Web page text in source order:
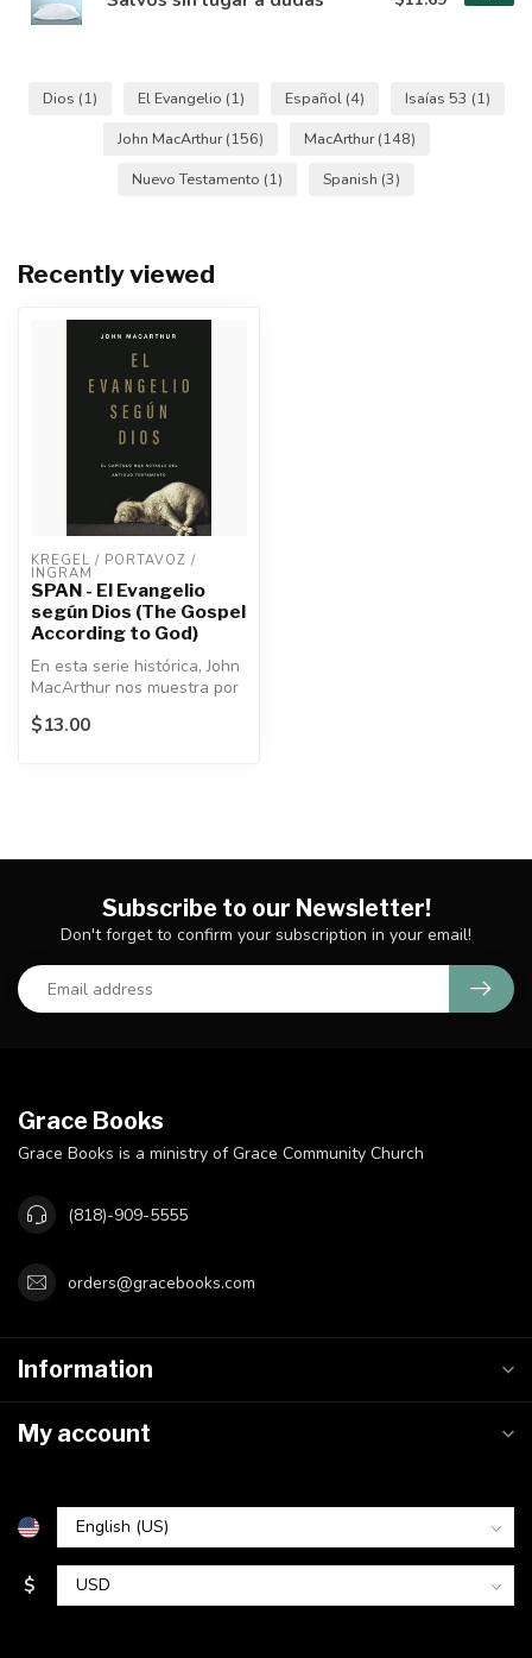
Dios (1) El Evangelio (1) Español (4) Isaías 53 (1)
John MacArthur(156) MacArthur(148)
Nuevo Testamento (1) Spanish (3)
Recently viewed
KREGEL / PORTAVOZ /
INGRAM
SPAN - El Evangelio
según Dios (The Gospel
According to God)
En esta serie histórica, John
MacArthur nos muestra por
qué Isaías 53 es llamado...
$13.00
Subscribe to our Newsletter!
Don't forget to confirm your subscription in your email!
Grace Books
Grace Books is a ministry of Grace Community Church
(818)-909-5555
orders@gracebooks.com
Information
My account
$